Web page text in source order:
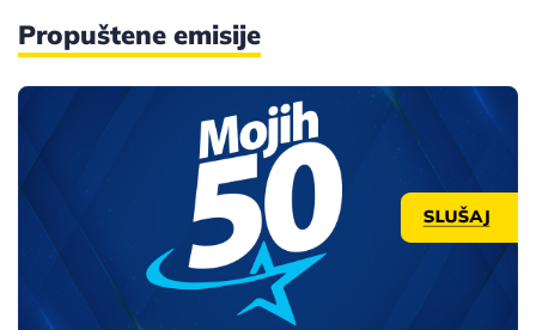
Propuštene emisije